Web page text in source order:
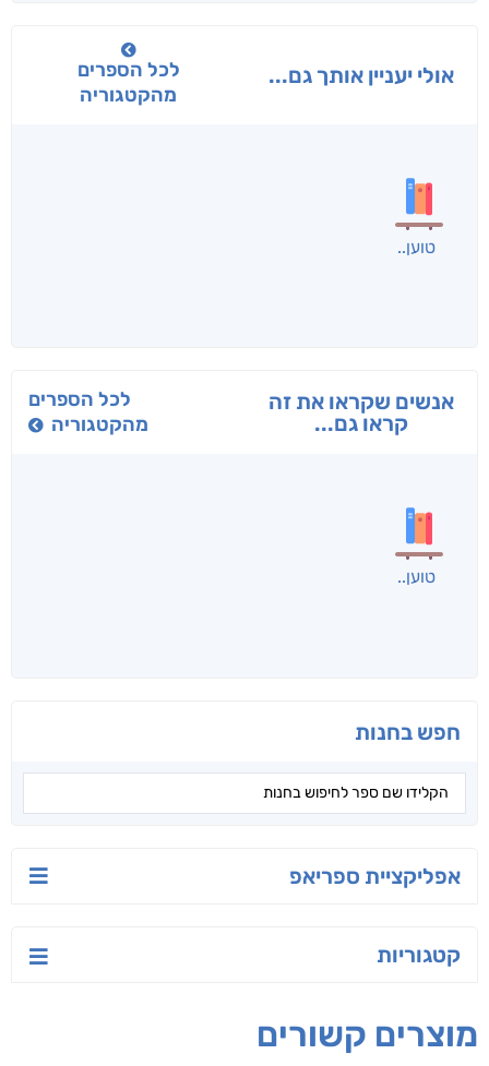
אולי יעניין אותך גם...
לכל הספרים
מהקטגוריה
בפנוכו
חני שאטן
תרדמת
א. פ.
אנשים שקראו את זה
אפרת נבון אורנה לוי אליהו